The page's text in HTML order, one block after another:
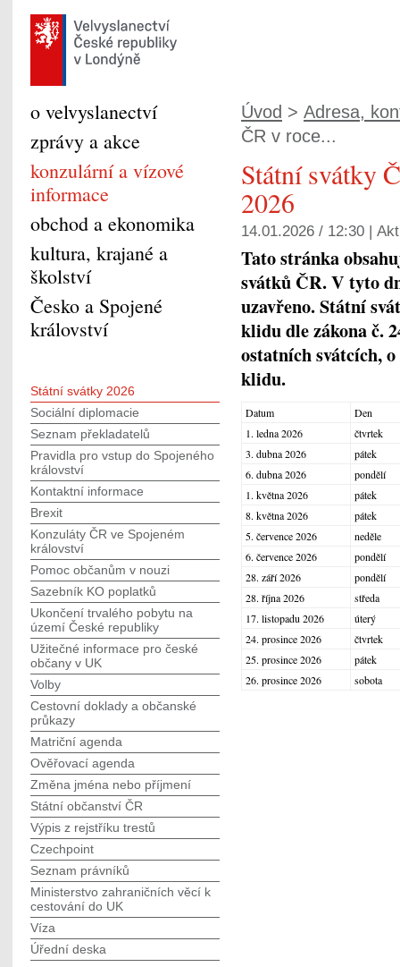
Úvod > Adresa,
ČR v roce...
Státní svátky
2026
14.01.2026 / 12:30 |
Tato stránka
svátků ČR. V tyto
uzavřeno. Státní
klidu dle zákona č.
ostatních svátcích,
klidu.
Datum
Den
1. ledna 2026
čtvrtek
3. dubna 2026
pátek
6. dubna 2026
pondělí
1. května 2026
pátek
8. května 2026
pátek
5. července 2026
neděle
6. července 2026
pondělí
28. září 2026
pondělí
28. října 2026
středa
17. listopadu 2026
úterý
24. prosince 2026
čtvrtek
25. prosince 2026
pátek
26. prosince 2026
sobota
o velvyslanectví
zprávy a akce
konzulární a vízové
informace
obchod a ekonomika
kultura, krajané a
školství
Česko a Spojené
království
Státní svátky 2026
Sociální diplomacie
Seznam překladatelů
Pravidla pro vstup do Spojeného
království
Kontaktní informace
Brexit
Konzuláty ČR ve Spojeném
království
Pomoc občanům v nouzi
Sazebník KO poplatků
Ukončení trvalého pobytu na
území České republiky
Užitečné informace pro české
občany v UK
Volby
Cestovní doklady a občanské
průkazy
Matriční agenda
Ověřovací agenda
Změna jména nebo příjmení
Státní občanství ČR
Výpis z rejstříku trestů
Czechpoint
Seznam právníků
Ministerstvo zahraničních věcí k
cestování do UK
Víza
Úřední deska